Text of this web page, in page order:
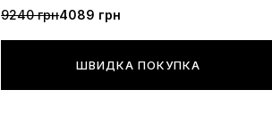
9240 грн4089 грн
ШВИДКА ПОКУПКА